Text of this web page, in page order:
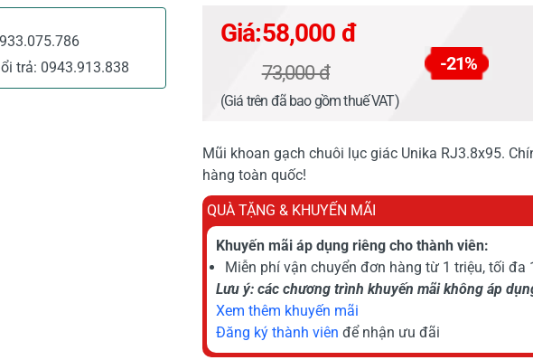
trả: 0943.913.838
Giá:58,000 đ
73,000 đ -21%
(Giá trên đã bao gồm thuế VAT)
Mũi khoan gạch chuôi lục giác Unika RJ3.8x95.
hàng toàn quốc!
QUÀ TẶNG & KHUYẾN MÃI
Khuyến mãi áp dụng riêng cho thành viên:
Miễn phí vận chuyển đơn hàng từ 1 triệu, tối đa
Lưu ý: các chương trình khuyến mãi không áp
Xem thêm khuyến mãi
Đăng ký thành viên để nhận ưu đãi